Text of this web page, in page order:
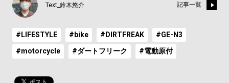
Text_鈴木悠介 記事一覧
#LIFESTYLE #bike #DIRTFREAK #GE-N3
#motorcycle #ダートフリーク #電動原付